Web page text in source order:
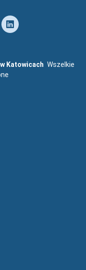
Katowicach Wszelkie